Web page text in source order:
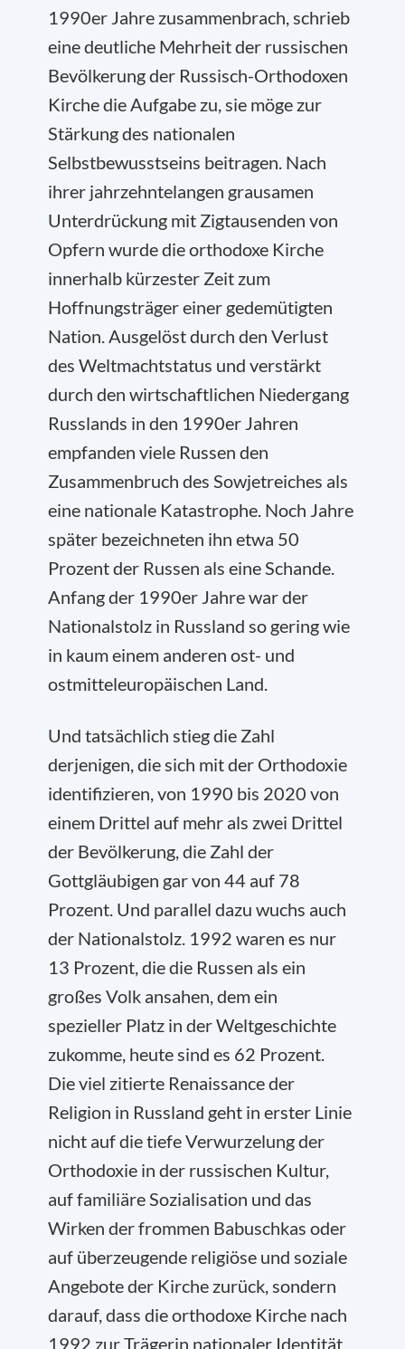
1990er Jahre zusammenbrach, schrieb
eine deutliche Mehrheit der russischen
Bevölkerung der Russisch-Orthodoxen
Kirche die Aufgabe zu, sie möge zur
Stärkung des nationalen
Selbstbewusstseins beitragen. Nach
ihrer jahrzehntelangen grausamen
Unterdrückung mit Zigtausenden von
Opfern wurde die orthodoxe Kirche
innerhalb kürzester Zeit zum
Hoffnungsträger einer gedemütigten
Nation. Ausgelöst durch den Verlust
des Weltmachtstatus und verstärkt
durch den wirtschaftlichen Niedergang
Russlands in den 1990er Jahren
empfanden viele Russen den
Zusammenbruch des Sowjetreiches als
eine nationale Katastrophe. Noch Jahre
später bezeichneten ihn etwa 50
Prozent der Russen als eine Schande.
Anfang der 1990er Jahre war der
Nationalstolz in Russland so gering wie
in kaum einem anderen ost- und
ostmitteleuropäischen Land.
Und tatsächlich stieg die Zahl
derjenigen, die sich mit der Orthodoxie
identifizieren, von 1990 bis 2020 von
einem Drittel auf mehr als zwei Drittel
der Bevölkerung, die Zahl der
Gottgläubigen gar von 44 auf 78
Prozent. Und parallel dazu wuchs auch
der Nationalstolz. 1992 waren es nur
13 Prozent, die die Russen als ein
großes Volk ansahen, dem ein
spezieller Platz in der Weltgeschichte
zukomme, heute sind es 62 Prozent.
Die viel zitierte Renaissance der
Religion in Russland geht in erster Linie
nicht auf die tiefe Verwurzelung der
Orthodoxie in der russischen Kultur,
auf familiäre Sozialisation und das
Wirken der frommen Babuschkas oder
auf überzeugende religiöse und soziale
Angebote der Kirche zurück, sondern
darauf, dass die orthodoxe Kirche nach
1992 zur Trägerin nationaler Identität